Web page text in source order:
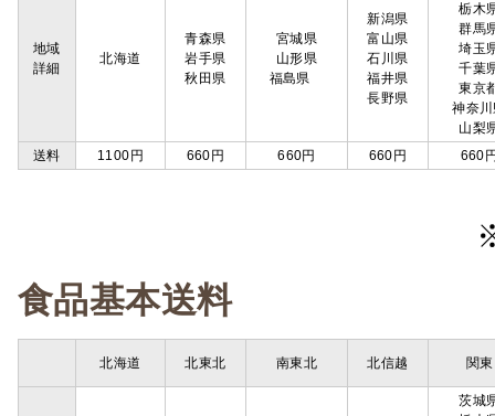
地域
詳細
北海道
青森県
岩手県
秋田県
宮城県
山形県
福島県
新潟県
富山県
石川県
福井県
長野県
栃木
群馬
埼玉
千葉
東京
神奈
山梨
送料
1100円 660円 660円 660円 660
食品基本送料
北海道 北東北 南東北 北信越 関東
茨城